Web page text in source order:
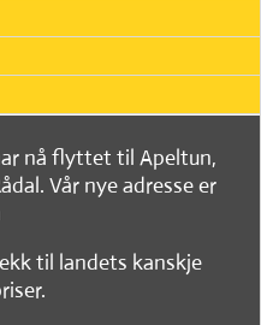
nå flyttet til Apeltun,
Vår nye adresse er
til landets kanskje